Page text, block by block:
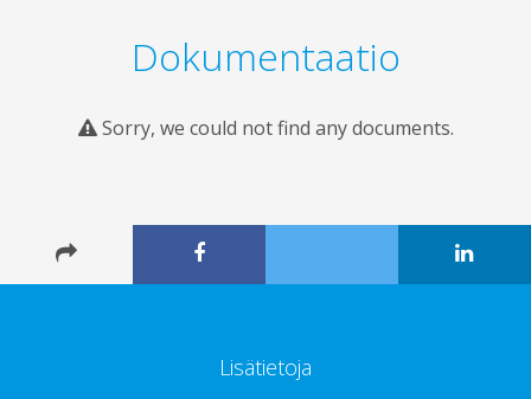
Dokumentaatio
Sorry, we could not find any documents.
Lisätietoja